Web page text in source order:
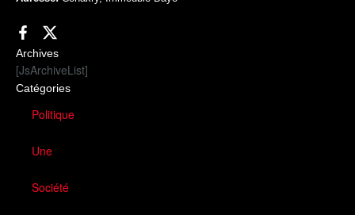
Catégories
Politique
Une
Société
Archives
[JsArchiveList]